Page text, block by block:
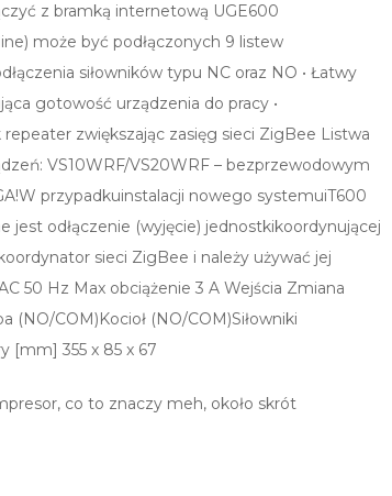
z bramką internetową UGE600
może być podłączonych 9 listew
siłowników typu NC oraz NO • Łatwy
gotowość urządzenia do pracy •
zwiększając zasięg sieci ZigBee Listwa
VS10WRF/VS20WRF – bezprzewodowym
przypadkuinstalacji nowego systemuiT600
odłączenie (wyjęcie) jednostkikoordynującej
sieci ZigBee i należy używać jej
50 Hz Max obciążenie 3 A Wejścia Zmiana
COM)Kocioł (NO/COM)Siłowniki
[mm] 355 x 85 x 67
co to znaczy meh, około skrót